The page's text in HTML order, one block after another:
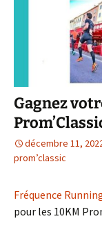
Gagnez
décembre 11,
prom’classic
Fréquence
pour les 10KM